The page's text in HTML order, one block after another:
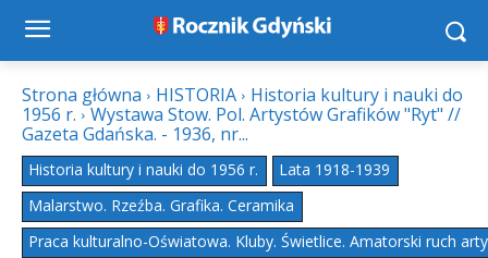
Strona główna HISTORIA
Historia kultury i nauki do
1956 r.
Wystawa Stow. Pol. Artystów Grafików "Ryt" //
Gazeta Gdańska. - 1936, nr...
Historia kultury i nauki do 1956 r.
Lata 1918-1939
Malarstwo. Rzeźba. Grafika. Ceramika
Praca kulturalno-Oświatowa. Kluby. Świetlice. Amatorski ruch